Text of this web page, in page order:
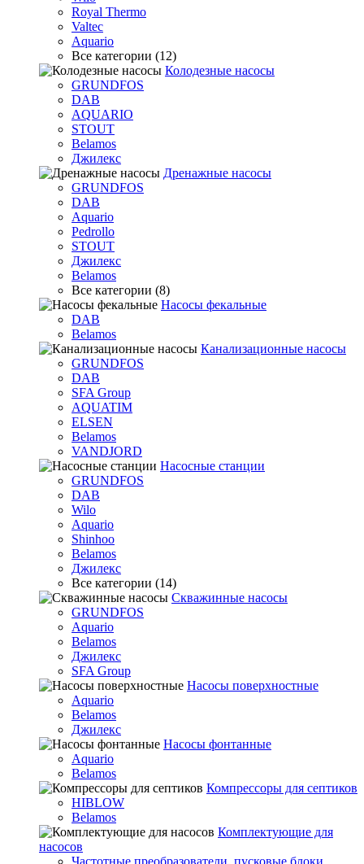
Royal Thermo
Valtec
Aquario
Все категории (12)
Колодезные насосы
GRUNDFOS
DAB
AQUARIO
STOUT
Belamos
Джилекс
Дренажные насосы
GRUNDFOS
DAB
Aquario
Pedrollo
STOUT
Джилекс
Belamos
Все категории (8)
Насосы фекальные
DAB
Belamos
Канализационные насосы
GRUNDFOS
DAB
SFA Group
AQUATIM
ELSEN
Belamos
VANDJORD
Насосные станции
GRUNDFOS
DAB
Wilo
Aquario
Shinhoo
Belamos
Джилекс
Все категории (14)
Скважинные насосы
GRUNDFOS
Aquario
Belamos
Джилекс
SFA Group
Насосы поверхностные
Aquario
Belamos
Джилекс
Насосы фонтанные
Aquario
Belamos
Компрессоры для септиков
HIBLOW
Belamos
Комплектующие для
насосов
Частотные преобразователи, пусковые блоки